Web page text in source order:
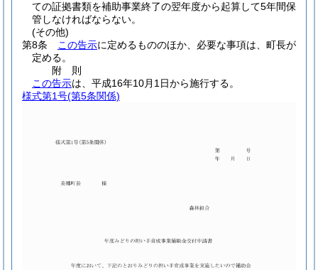
ての証拠書類を補助事業終了の翌年度から起算して5年間保
管しなければならない。
(その他)
第8条
この告示に定めるもののほか、必要な事項は、町長が
定める。
附 則
この告示は、平成16年10月1日から施行する。
様式第1号(第5条関係)